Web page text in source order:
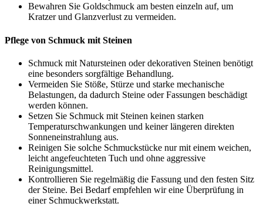
Bewahren Sie Goldschmuck am besten einzeln auf, um
Kratzer und Glanzverlust zu vermeiden.
Pflege von Schmuck mit Steinen
Schmuck mit Natursteinen oder dekorativen Steinen benötigt
eine besonders sorgfältige Behandlung.
Vermeiden Sie Stöße, Stürze und starke mechanische
Belastungen, da dadurch Steine oder Fassungen beschädigt
werden können.
Setzen Sie Schmuck mit Steinen keinen starken
Temperaturschwankungen und keiner längeren direkten
Sonneneinstrahlung aus.
Reinigen Sie solche Schmuckstücke nur mit einem weichen,
leicht angefeuchteten Tuch und ohne aggressive
Reinigungsmittel.
Kontrollieren Sie regelmäßig die Fassung und den festen Sitz
der Steine. Bei Bedarf empfehlen wir eine Überprüfung in
einer Schmuckwerkstatt.